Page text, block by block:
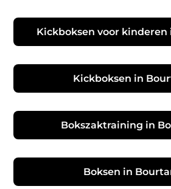
Kickboksen voor
Kickboksen in
Bokszaktraining in
Boksen in